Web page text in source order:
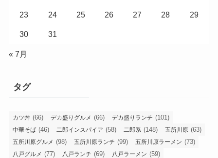
23 24 25 26 27 28 29
30 31
« 7月
タグ
カツ丼 (66) デカ盛りグルメ (66) デカ盛りランチ (101)
中華そば (46) 二郎インスパイア (58) 二郎系 (148) 五所川原 (63)
五所川原グルメ (98) 五所川原ランチ (99) 五所川原ラーメン (73)
八戸グルメ (77) 八戸ランチ (69) 八戸ラーメン (59)